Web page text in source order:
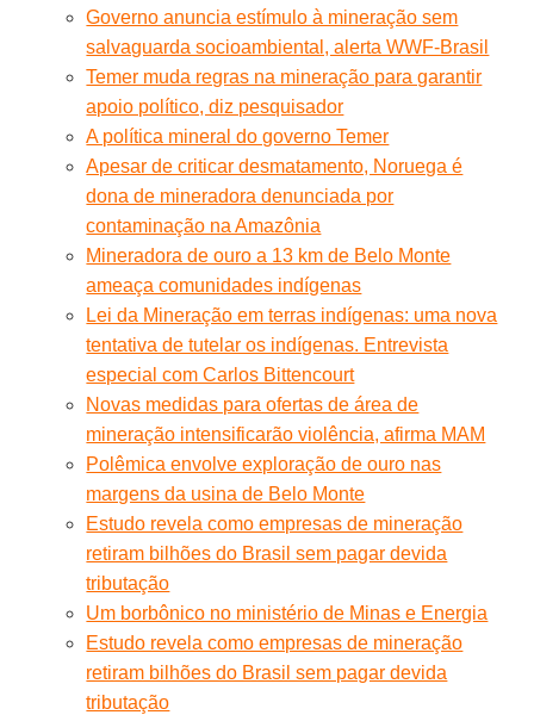
Governo anuncia estímulo à mineração sem
salvaguarda socioambiental, alerta WWF-Brasil
Temer muda regras na mineração para garantir
apoio político, diz pesquisador
A política mineral do governo Temer
Apesar de criticar desmatamento, Noruega é
dona de mineradora denunciada por
contaminação na Amazônia
Mineradora de ouro a 13 km de Belo Monte
ameaça comunidades indígenas
Lei da Mineração em terras indígenas: uma nova
tentativa de tutelar os indígenas. Entrevista
especial com Carlos Bittencourt
Novas medidas para ofertas de área de
mineração intensificarão violência, afirma MAM
Polêmica envolve exploração de ouro nas
margens da usina de Belo Monte
Estudo revela como empresas de mineração
retiram bilhões do Brasil sem pagar devida
tributação
Um borbônico no ministério de Minas e Energia
Estudo revela como empresas de mineração
retiram bilhões do Brasil sem pagar devida
tributação